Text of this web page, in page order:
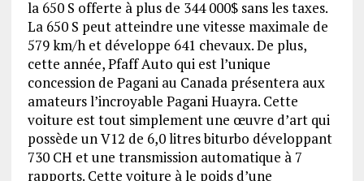
la 650 S offerte à plus de 344 000$ sans les taxes.
La 650 S peut atteindre une vitesse maximale de
579 km/h et développe 641 chevaux. De plus,
cette année, Pfaff Auto qui est l’unique
concession de Pagani au Canada présentera aux
amateurs l’incroyable Pagani Huayra. Cette
voiture est tout simplement une œuvre d’art qui
possède un V12 de 6,0 litres biturbo développant
730 CH et une transmission automatique à 7
rapports. Cette voiture à le poids d’une